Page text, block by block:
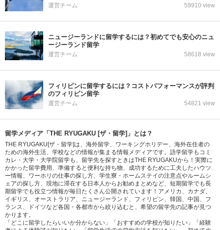
運営チーム 59910 view
ニュージーランドに留学するには？初めてでも安心のニュ
ージーランド留学
運営チーム 58618 view
フィリピンに留学するには？コストパフォーマンスが評判
のフィリピン留学
運営チーム 54821 view
留学メディア「THE RYUGAKU [ザ・留学]」とは？
THE RYUGAKU[ザ・留学]は、海外留学、ワーキングホリデー、海外在住者の
ための海外生活、学校などの情報が集まる情報メディアです。語学留学もコミ
カレ・大学・大学院留学も、留学先を探すときはTHE RYUGAKUから！実際に
かかった留学費用、準備すると便利な持ち物、成功するために工夫したハウツ
ー情報、ワーホリの仕事の探し方、学生寮・ホームステイの注意点やルームシ
ェアの探し方、現地に滞在する日本人からお勧めまとめなど、短期留学でも長
期留学でも役立つ情報が毎日たくさん公開されています！アメリカ、カナダ、
イギリス、オーストラリア、ニュージーランド、フィリピン、韓国、中国、フ
ランス、ドイツなど各国・各都市から絞り込むと、希望の留学先の記事が見つ
かります。
「どこに留学したらいいか分からない」「おすすめの学校が知りたい」「経験